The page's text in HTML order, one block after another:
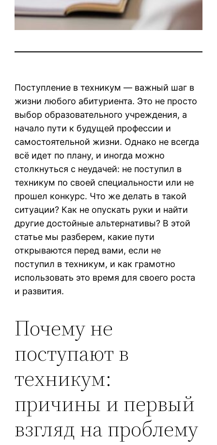
Поступление в техникум — важный шаг в
жизни любого абитуриента. Это не просто
выбор образовательного учреждения, а
начало пути к будущей профессии и
самостоятельной жизни. Однако не всегда
всё идет по плану, и иногда можно
столкнуться с неудачей: не поступил в
техникум по своей специальности или не
прошел конкурс. Что же делать в такой
ситуации? Как не опускать руки и найти
другие достойные альтернативы? В этой
статье мы разберем, какие пути
открываются перед вами, если не
поступил в техникум, и как грамотно
использовать это время для своего роста
и развития.
Почему не
поступают в
техникум:
причины и первый
взгляд на проблему